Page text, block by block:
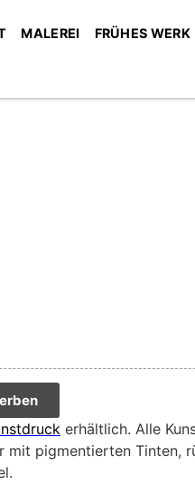
MALEREI FRÜHES WERK
erhältlich. Alle
mit pigmentierten Tinten,